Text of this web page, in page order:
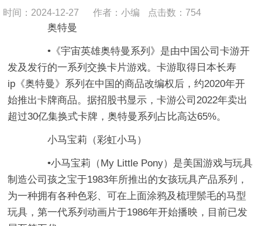
时间：2024-12-27 作者：小编 点击数： 754
奥特曼
•《宇宙英雄奥特曼系列》是由中国公司卡游开
发及发行的一系列交换卡片游戏。卡游取得日本长寿
ip《奥特曼》系列在中国的商品改编权后，约2020年开
始推出卡牌商品。据招股书显示，卡游公司2022年卖出
超过30亿集换式卡牌，奥特曼系列占比高达65%。
小马宝莉（彩虹小马）
•小马宝莉（My Little Pony）是美国游戏与玩具
制造公司孩之宝于1983年所推出的女孩玩具产品系列，
为一种拥有各种色彩、可在上面涂鸦及梳理鬃毛的马型
玩具，第一代系列动画片于1986年开始播映，目前已发